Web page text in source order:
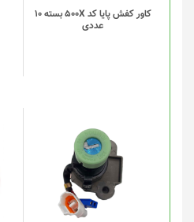
کاور کفش پایا کد 500X بسته 10
عددی